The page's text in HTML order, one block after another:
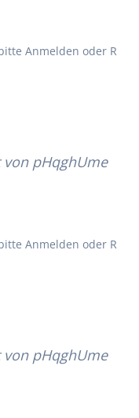
Anmelden oder R
von pHqghUme
Anmelden oder R
von pHqghUme